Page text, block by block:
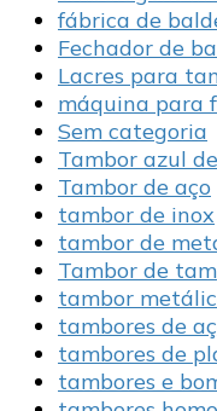
fábrica de
Fechador de
Lacres para
máquina para
Sem categoria
Tambor azul
Tambor de aço
tambor de inox
tambor de
Tambor de
tambor
tambores de
tambores de
tambores e